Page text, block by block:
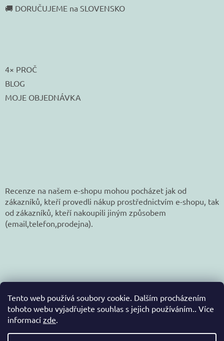
Tento web používá soubory cookie. Dalším procházením
tohoto webu vyjadřujete souhlas s jejich používáním.. Více
informací zde.
🚚 DORUČUJEME na SLOVENSKO
4× PROČ
BLOG
MOJE OBJEDNÁVKA
Recenze na našem e-shopu mohou pocházet jak od
zákazníků, kteří provedli nákup prostřednictvím e-shopu, tak
od zákazníků, kteří nakoupili jiným způsobem
(email,telefon,prodejna).
Vytvořil Shoptet